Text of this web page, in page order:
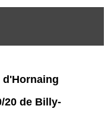
d'Hornaing
20 de Billy-